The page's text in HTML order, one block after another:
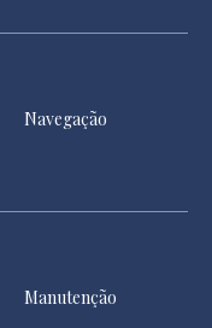
Navegação
Manutenção